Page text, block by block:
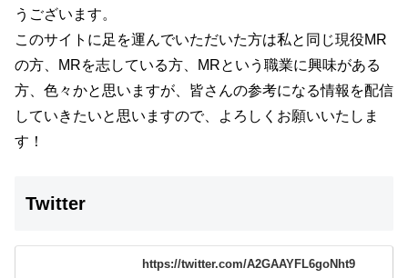
うございます。
このサイトに足を運んでいただいた方は私と同じ現役MR
の方、MRを志している方、MRという職業に興味がある
方、色々かと思いますが、 皆さんの参考になる情報を配信
していきたいと思いますので、よろしくお願いいたしま
す！
Twitter
https://twitter.com/A2GAAYFL6goNht9